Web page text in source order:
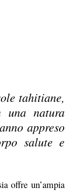
tahitiane,
una natura
appreso
salute e
offre un’ampia